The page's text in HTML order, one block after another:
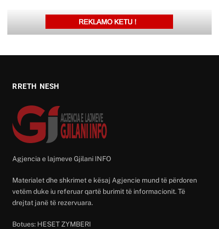
RRETH NESH
Agjencia e lajmeve Gjilani INFO
Materialet dhe shkrimet e kësaj Agjencie mund të përdoren
vetëm duke iu referuar qartë burimit të informacionit. Të
drejtat janë të rezervuara.
Botues: HESET ZYMBERI